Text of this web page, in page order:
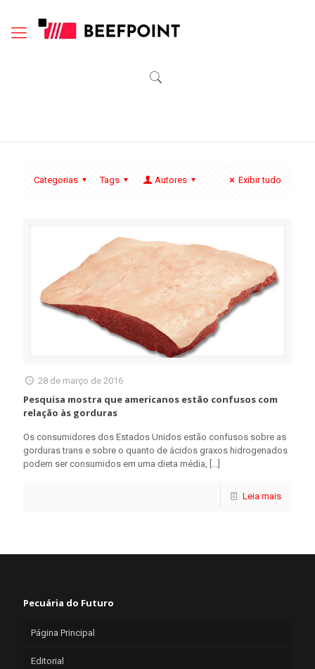
Categorias Tags Autores Exibir tudo
28 de março de 2016
Pesquisa mostra que americanos estão confusos com
relação às gorduras
Os consumidores dos Estados Unidos estão confusos sobre as
gorduras trans e sobre o quanto de ácidos graxos hidrogenados
podem ser consumidos em uma dieta média, […]
Leia mais
Pecuária do Futuro
Página Principal
Editorial